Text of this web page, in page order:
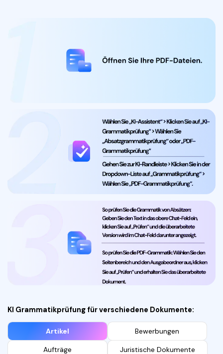
KI Grammatikprüfung für verschiedene Dokumente:
Artikel Bewerbungen
Aufträge Juristische Dokumente